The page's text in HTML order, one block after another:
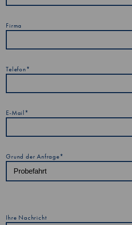
Firma
Telefon*
E-Mail*
Grund der Anfrage*
Ihre Nachricht